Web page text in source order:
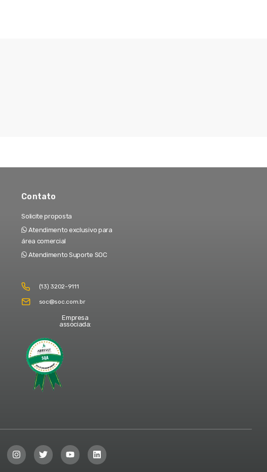
Contato
Solicite proposta
Atendimento exclusivo para
área comercial
Atendimento Suporte SOC
(13) 3202-9111
soc@soc.com.br
Empresa
associada: